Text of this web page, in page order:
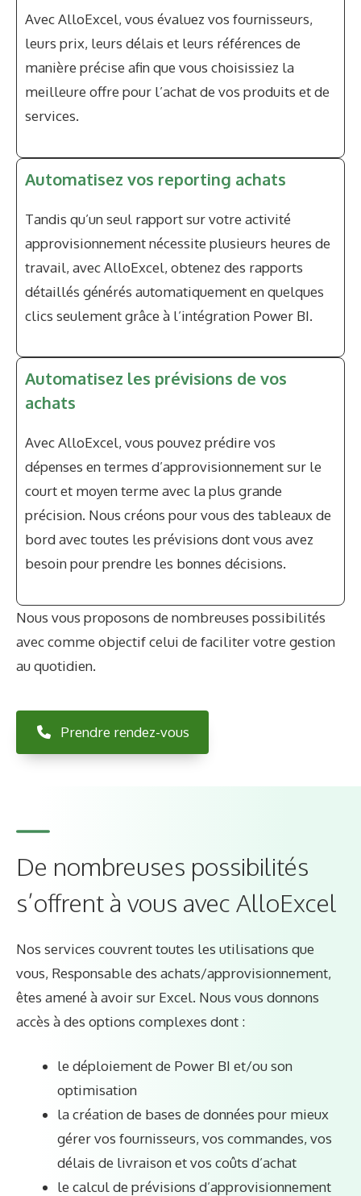
Avec AlloExcel, vous évaluez vos fournisseurs,
leurs prix, leurs délais et leurs références de
manière précise afin que vous choisissiez la
meilleure offre pour l’achat de vos produits et de
services.
Automatisez vos reporting achats
Tandis qu’un seul rapport sur votre activité
approvisionnement nécessite plusieurs heures de
travail, avec AlloExcel, obtenez des rapports
détaillés générés automatiquement en quelques
clics seulement grâce à l’intégration Power BI.
Automatisez les prévisions de vos
achats
Avec AlloExcel, vous pouvez prédire vos
dépenses en termes d’approvisionnement sur le
court et moyen terme avec la plus grande
précision. Nous créons pour vous des tableaux de
bord avec toutes les prévisions dont vous avez
besoin pour prendre les bonnes décisions.
Nous vous proposons de nombreuses possibilités
avec comme objectif celui de faciliter votre gestion
au quotidien.
Prendre rendez-vous
De nombreuses possibilités
s’offrent à vous avec AlloExcel
Nos services couvrent toutes les utilisations que
vous, Responsable des achats/approvisionnement,
êtes amené à avoir sur Excel. Nous vous donnons
accès à des options complexes dont :
le déploiement de Power BI et/ou son
optimisation
la création de bases de données pour mieux
gérer vos fournisseurs, vos commandes, vos
délais de livraison et vos coûts d’achat
le calcul de prévisions d’approvisionnement